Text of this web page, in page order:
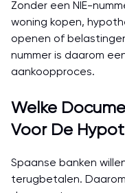
Zonder een NIE-
woning kopen,
openen of
nummer is daarom
aankoopproces.
Welke
Voor De
Spaanse banken
terugbetalen.